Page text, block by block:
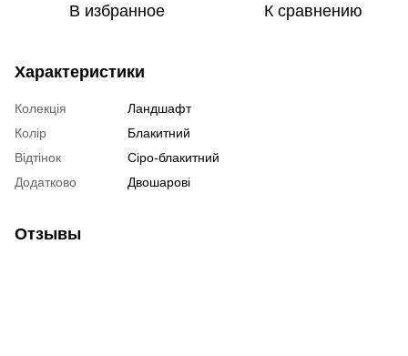
В избранное К сравнению
Характеристики
Колекція
Ландшафт
Колір
Блакитний
Відтінок
Сіро-блакитний
Додатково
Двошарові
Отзывы